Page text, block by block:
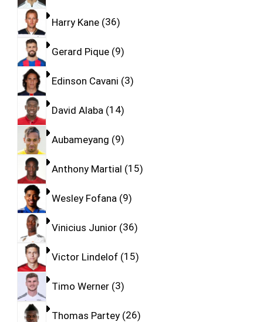
Harry Kane 36
Gerard Pique 9
Edinson Cavani 3
David Alaba 14
Aubameyang 9
Anthony Martial 15
Wesley Fofana 9
Vinicius Junior 36
Victor Lindelof 15
Timo Werner 3
Thomas Partey 26